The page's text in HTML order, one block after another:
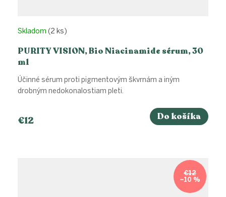
PURITY VISION, Bio Niacinamide sérum, 30
ml
Skladom (2 ks)
€12 Do košíka
Účinné sérum proti pigmentovým škvrnám a iným
drobným nedokonalostiam pleti.
€12
–10 %